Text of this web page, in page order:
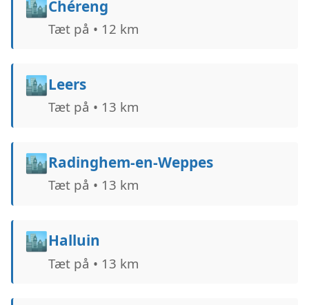
🏙️Chéreng
Tæt på • 12 km
🏙️Leers
Tæt på • 13 km
🏙️Radinghem-en-Weppes
Tæt på • 13 km
🏙️Halluin
Tæt på • 13 km